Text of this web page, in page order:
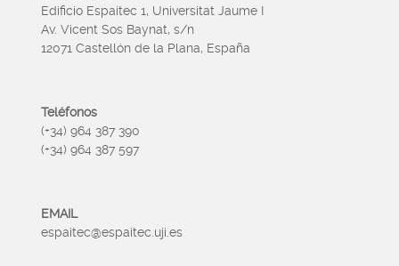
Edificio Espaitec 1, Universitat Jaume I
Av. Vicent Sos Baynat, s/n
12071 Castellón de la Plana, España
Teléfonos
(+34) 964 387 390
(+34) 964 387 597
EMAIL
espaitec@espaitec.uji.es